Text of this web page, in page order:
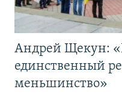
Андрей Щекун:
единственный
меньшинство»